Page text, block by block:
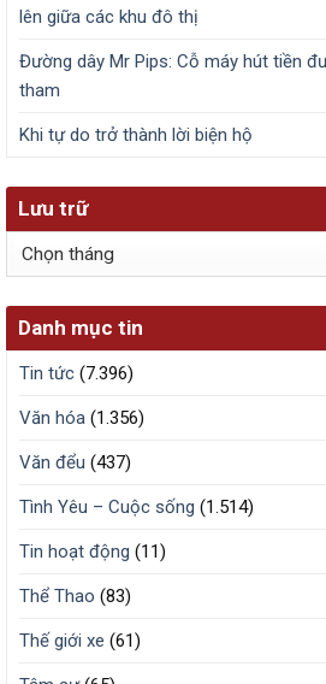
lên giữa các khu đô thị
Đường dây Mr Pips: Cỗ máy hút tiền
tham
Khi tự do trở thành lời biện hộ
Lưu trữ
Lưu
trữ
Danh mục tin
Tin tức (7.396)
Văn hóa (1.356)
Văn đểu (437)
Tình Yêu – Cuộc sống (1.514)
Tin hoạt động (11)
Thể Thao (83)
Thế giới xe (61)